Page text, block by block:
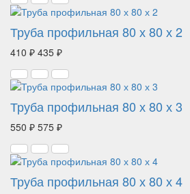
Труба профильная 80 х 80 х 2
410 ₽ 435 ₽
Труба профильная 80 х 80 х 3
550 ₽ 575 ₽
Труба профильная 80 х 80 х 4